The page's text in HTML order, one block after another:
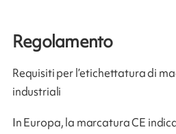
Regolamento
Requisiti per l’etichettatura di
industriali
In Europa, la marcatura CE